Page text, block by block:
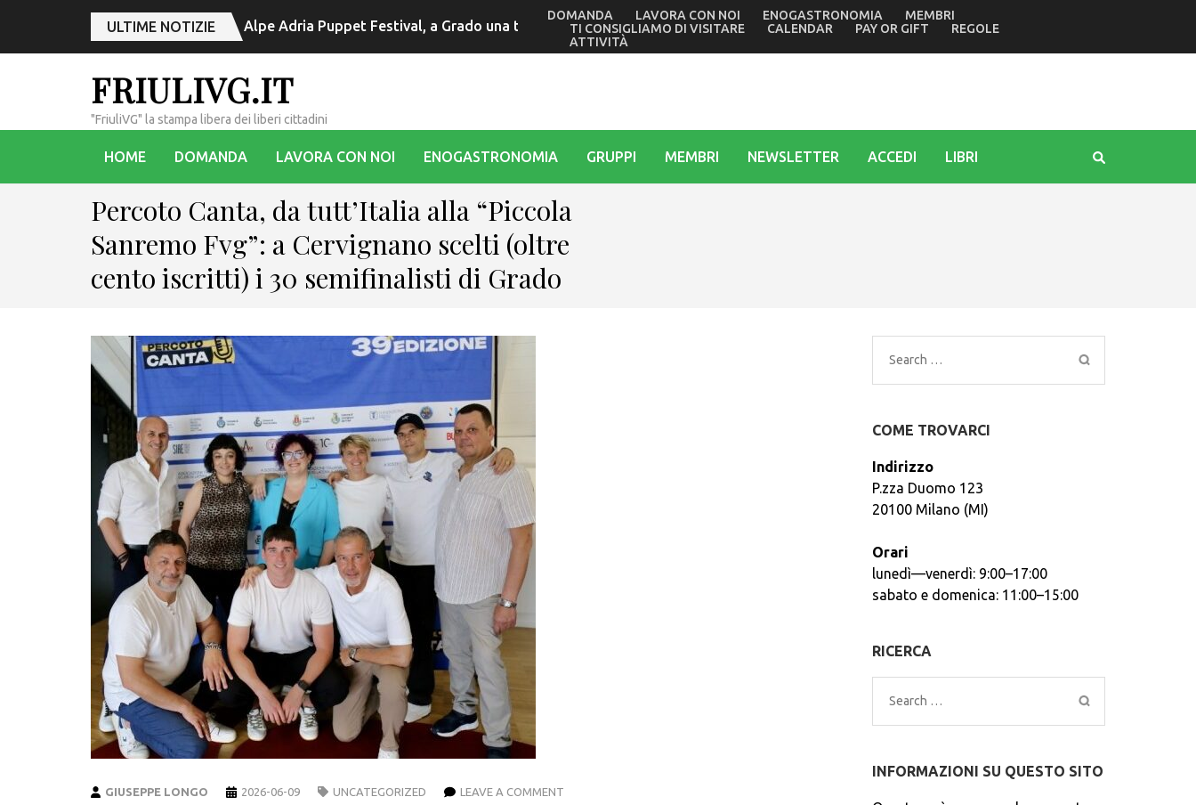
ULTIME NOTIZIE Alpe Adria Puppet Festival, a Grado una tradizione che si ripete da oltre trent’anni con la regìa del Cta. Piaggio: le Storie di Mare
DOMANDA LAVORA CON NOI ENOGASTRONOMIA
MEMBRI
TI CONSIGLIAMO DI VISITARE
CALENDAR PAY OR GIFT
REGOLE
ATTIVITÀ
FRIULIVG.IT
"FriuliVG" la stampa libera dei liberi cittadini
HOME DOMANDA LAVORA CON NOI ENOGASTRONOMIA GRUPPI MEMBRI NEWSLETTER ACCEDI LIBRI
Percoto Canta, da tutt’Italia alla “Piccola
Sanremo Fvg”: a Cervignano scelti (oltre
cento iscritti) i 30 semifinalisti di Grado
GIUSEPPE LONGO 2026-06-09 UNCATEGORIZED LEAVE A COMMENT
Search
for:
COME TROVARCI
Indirizzo
P.zza Duomo 123
20100 Milano (MI)
Orari
lunedì—venerdì: 9:00–17:00
sabato e domenica: 11:00–15:00
RICERCA
Search
for:
INFORMAZIONI SU QUESTO SITO